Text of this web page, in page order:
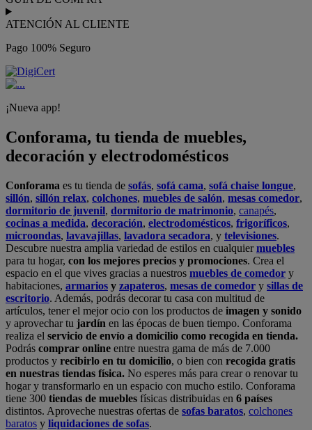
ATENCIÓN AL CLIENTE
Pago 100% Seguro
¡Nueva app!
Conforama, tu tienda de muebles,
decoración y electrodomésticos
Conforama es tu tienda de sofás, sofá cama, sofá chaise longue,
sillón, sillón relax, colchones, muebles de salón, mesas comedor,
dormitorio de juvenil, dormitorio de matrimonio, canapés,
cocinas a medida, decoración, electrodomésticos, frigoríficos,
microondas, lavavajillas, lavadora secadora, y televisiones.
Descubre nuestra amplia variedad de estilos en cualquiermuebles
para tu hogar, con los mejores precios y promociones. Crea el
espacio en el que vives gracias a nuestros muebles de comedor y
habitaciones, armarios y zapateros, mesas de comedor y sillas de
escritorio. Además, podrás decorar tu casa con multitud de
artículos, tener el mejor ocio con los productos de imagen y sonido
y aprovechar tu jardín en las épocas de buen tiempo. Conforama
realiza el servicio de envío a domicilio como recogida en tienda.
Podrás comprar online entre nuestra gama de más de 7.000
productos y recibirlo en tu domicilio, o bien con recogida gratis
en nuestras tiendas física. No esperes más para crear o renovar tu
hogar y transformarlo en un espacio con mucho estilo. Conforama
tiene 300 tiendas de muebles físicas distribuidas en 6 países
distintos. Aproveche nuestras ofertas de sofas baratos, colchones
baratos y liquidaciones de sofas.